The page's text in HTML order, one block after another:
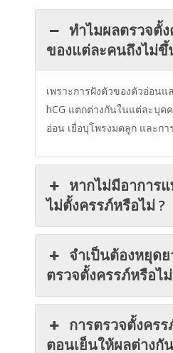
ทำไมผลตรวจตั้ง
ของแต่ละคนถึงไม่ขึ้
เพราะการฝังตัวของตัวอ่อนแ
hCG แตกต่างกันในแต่ละบุ
อ่อน เยื่อบุโพรงมดลูก และก
หากไม่มีอาการ
ไม่ตั้งครรภ์หรือไม่ ?
จำเป็นต้องหยุด
ตรวจตั้งครรภ์หรือไ
การตรวจตั้งคร
ตอนเย็นให้ผลต่างกั